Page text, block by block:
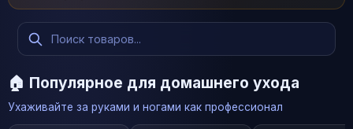
🏠 Популярное для домашнего ухода
Ухаживайте за руками и ногами как профессионал